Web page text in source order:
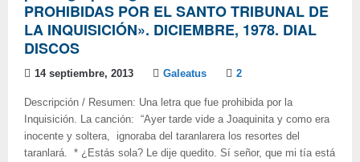
PROHIBIDAS POR EL SANTO TRIBUNAL DE
LA INQUISICIÓN». DICIEMBRE, 1978. DIAL
DISCOS
14 septiembre, 2013 Galeatus 2
Descripción / Resumen: Una letra que fue prohibida por la
Inquisición. La canción: “Ayer tarde vide a Joaquinita y como era
inocente y soltera, ignoraba del taranlarera los resortes del
taranlará. * ¿Estás sola? Le dije quedito. Sí señor, que mi tía está